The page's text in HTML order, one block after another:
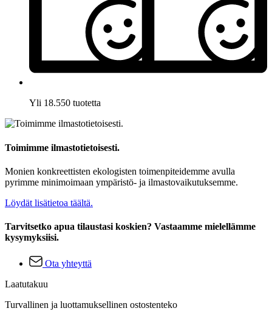
Yli 18.550 tuotetta
Toimimme ilmastotietoisesti.
Monien konkreettisten ekologisten toimenpiteidemme avulla
pyrimme minimoimaan ympäristö- ja ilmastovaikutuksemme.
Löydät lisätietoa täältä.
Tarvitsetko apua tilaustasi koskien? Vastaamme mielellämme
kysymyksiisi.
Ota yhteyttä
Laatutakuu
Turvallinen ja luottamuksellinen ostostenteko